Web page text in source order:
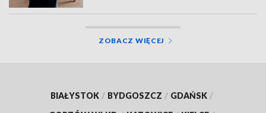
ZOBACZ WIĘCEJ
BIAŁYSTOK / BYDGOSZCZ / GDAŃSK /